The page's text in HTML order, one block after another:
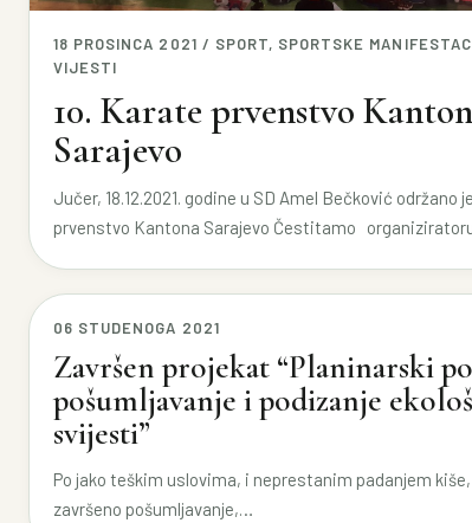
18 PROSINCA 2021 / SPORT, SPORTSKE
VIJESTI
10. Karate prvenstvo
Sarajevo
Jučer, 18.12.2021. godine u SD Amel Bečković održano
prvenstvo Kantona Sarajevo Čestitamo
06 STUDENOGA 2021
Završen projekat “Planinarski
pošumljavanje i podizanje
svijesti”
Po jako teškim uslovima, i neprestanim padanjem
završeno pošumljavanje,…